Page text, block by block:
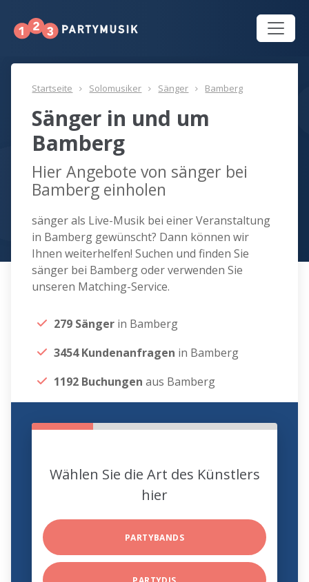
Startseite Solomusiker Sänger Bamberg
Sänger in und um
Bamberg
Hier Angebote von sänger bei
Bamberg einholen
sänger als Live-Musik bei einer Veranstaltung
in Bamberg gewünscht? Dann können wir
Ihnen weiterhelfen! Suchen und finden Sie
sänger bei Bamberg oder verwenden Sie
unseren Matching-Service.
279 Sänger in Bamberg
3454 Kundenanfragen in Bamberg
1192 Buchungen aus Bamberg
Wählen Sie die Art des Künstlers
hier
PARTYBANDS